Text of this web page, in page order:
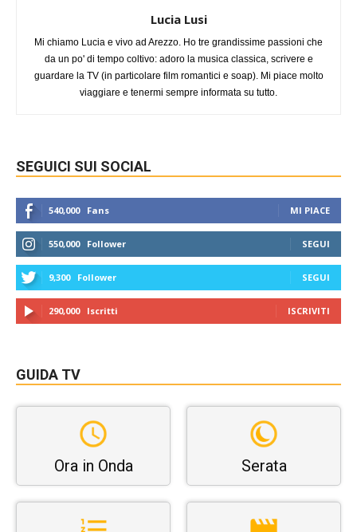
Lucia Lusi
Mi chiamo Lucia e vivo ad Arezzo. Ho tre grandissime passioni che
da un po' di tempo coltivo: adoro la musica classica, scrivere e
guardare la TV (in particolare film romantici e soap). Mi piace molto
viaggiare e tenermi sempre informata su tutto.
SEGUICI SUI SOCIAL
540,000 Fans MI PIACE
550,000 Follower SEGUI
9,300 Follower SEGUI
290,000 Iscritti ISCRIVITI
GUIDA TV
Ora in Onda Serata